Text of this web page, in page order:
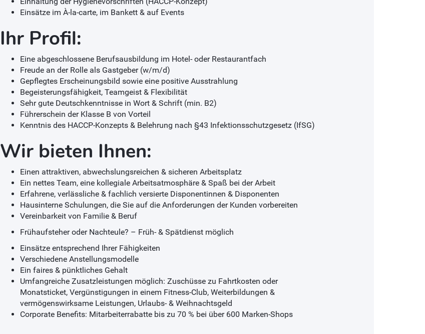
Einsätze im À-la-carte, im Bankett & auf Events
Ihr Profil:
Eine abgeschlossene Berufsausbildung im Hotel- oder Restaurantfach
Freude an der Rolle als Gastgeber (w/m/d)
Gepflegtes Erscheinungsbild sowie eine positive Ausstrahlung
Begeisterungsfähigkeit, Teamgeist & Flexibilität
Sehr gute Deutschkenntnisse in Wort & Schrift (min. B2)
Führerschein der Klasse B von Vorteil
Kenntnis des HACCP-Konzepts & Belehrung nach §43 Infektionsschutzgesetz (IfSG)
Wir bieten Ihnen:
Einen attraktiven, abwechslungsreichen & sicheren Arbeitsplatz
Ein nettes Team, eine kollegiale Arbeitsatmosphäre & Spaß bei der Arbeit
Erfahrene, verlässliche & fachlich versierte Disponentinnen & Disponenten
Hausinterne Schulungen, die Sie auf die Anforderungen der Kunden vorbereiten
Vereinbarkeit von Familie & Beruf
Frühaufsteher oder Nachteule? – Früh- & Spätdienst möglich
Einsätze entsprechend Ihrer Fähigkeiten
Verschiedene Anstellungsmodelle
Ein faires & pünktliches Gehalt
Umfangreiche Zusatzleistungen möglich: Zuschüsse zu Fahrtkosten oder
Monatsticket, Vergünstigungen in einem Fitness-Club, Weiterbildungen &
vermögenswirksame Leistungen, Urlaubs- & Weihnachtsgeld
Corporate Benefits: Mitarbeiterrabatte bis zu 70 % bei über 600 Marken-Shops